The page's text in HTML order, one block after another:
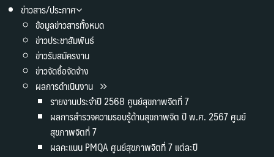
ข่าวสาร/ประกาศ
ข้อมูลข่าวสารทั้งหมด
ข่าวประชาสัมพันธ์
ข่าวรับสมัครงาน
ข่าวจัดซื้อจัดจ้าง
ผลการดำเนินงาน
รายงานประจำปี 2568 ศูนย์สุขภาพจิตที่ 7
ผลการสำรวจความรอบรู้ด้านสุขภาพจิต ปี พ.ศ. 2567 ศูนย์
สุขภาพจิตที่ 7
ผลคะแนน PMQA ศูนย์สุขภาพจิตที่ 7 แต่ละปี